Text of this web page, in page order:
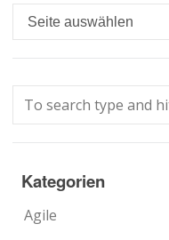
Languages
Kategorien
Agile